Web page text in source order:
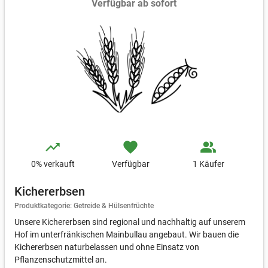
Verfügbar ab sofort
trending_up
0% verkauft
favorite
Verfügbar
people_alt
1 Käufer
Kichererbsen
Produktkategorie: Getreide & Hülsenfrüchte
Unsere Kichererbsen sind regional und nachhaltig auf unserem
Hof im unterfränkischen Mainbullau angebaut. Wir bauen die
Kichererbsen naturbelassen und ohne Einsatz von
Pflanzenschutzmittel an.